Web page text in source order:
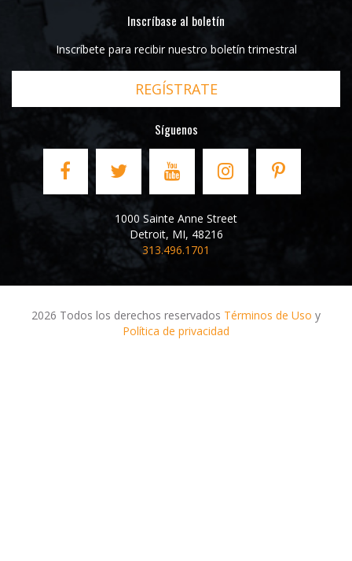
Inscríbase al boletín
Inscríbete para recibir nuestro boletín trimestral
REGÍSTRATE
Síguenos
1000 Sainte Anne Street
Detroit, MI, 48216
313.496.1701
2026 Todos los derechos reservados Términos de Uso y
Política de privacidad